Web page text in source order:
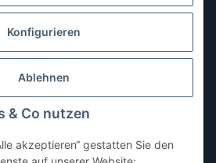
Konfigurieren
Ablehnen
& Co nutzen
akzeptieren“ gestatten Sie den
Uhr
Uhr